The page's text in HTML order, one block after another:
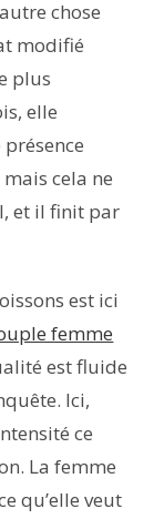
chose
modifié
plus
elle
cela ne
et il finit par
est ici
femme
est fluide
Ici,
ce
La femme
qu’elle veut